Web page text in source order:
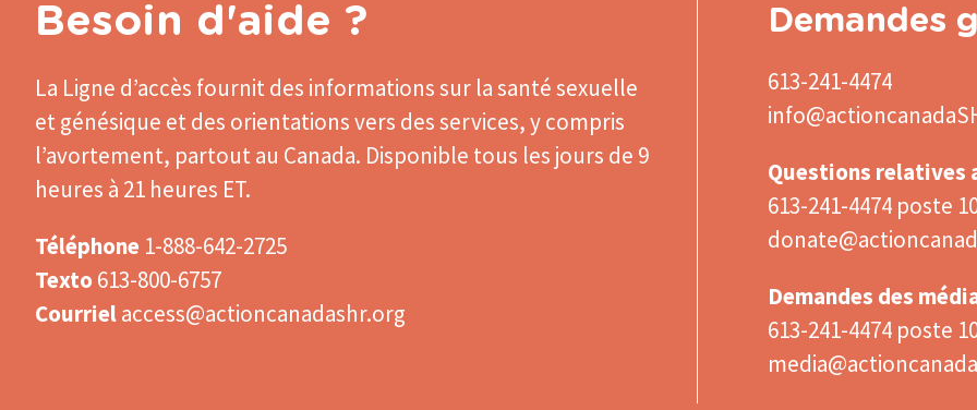
Besoin d'aide ?
La Ligne d’accès fournit des informations sur la santé sexuelle
et génésique et des orientations vers des services, y compris
l’avortement, partout au Canada. Disponible tous les jours de 9
heures à 21 heures ET.
Téléphone 1-888-642-2725
Texto 613-800-6757
Courrielaccess@actioncanadashr.org
Demandes
613-241-4474
Questions relatives
613-241-4474 poste
Demandes des
613-241-4474 poste